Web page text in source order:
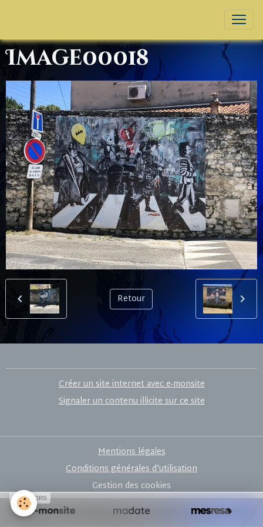
Image00018
Retour
Créer un site internet avec e-monsite
Signaler un contenu illicite sur ce site
Mentions légales
Conditions générales d'utilisation
Gestion des cookies
SPONSORS